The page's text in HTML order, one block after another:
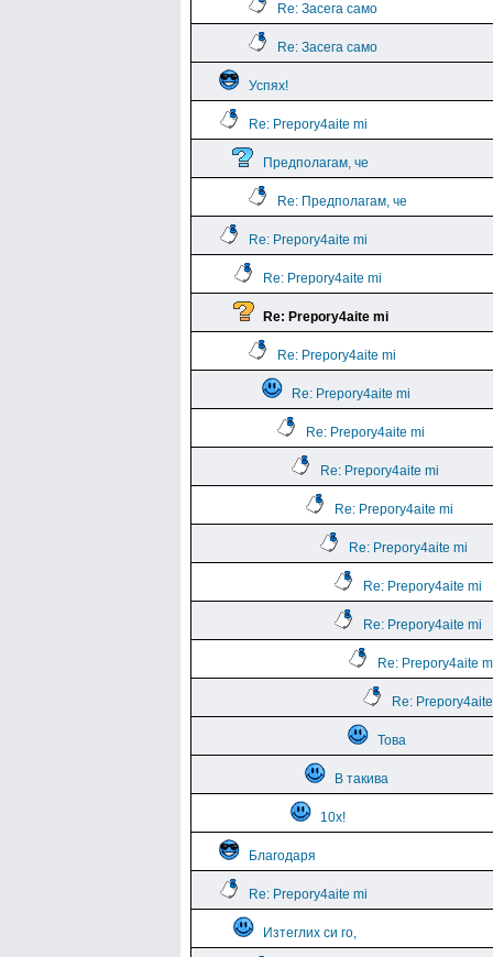
Re: Засега само
Re: Засега само
Успях!
Re: Prepory4aite mi
Предполагам, че
Re: Предполагам, че
Re: Prepory4aite mi
Re: Prepory4aite mi
Re: Prepory4aite mi
Re: Prepory4aite mi
Re: Prepory4aite mi
Re: Prepory4aite mi
Re: Prepory4aite mi
Re: Prepory4aite mi
Re: Prepory4aite mi
Re: Prepory4aite mi
Re: Prepory4aite mi
Re: Prepory4aite
Re:
Това
В такива
10х!
Благодаря
Re: Prepory4aite mi
Изтеглих си го,